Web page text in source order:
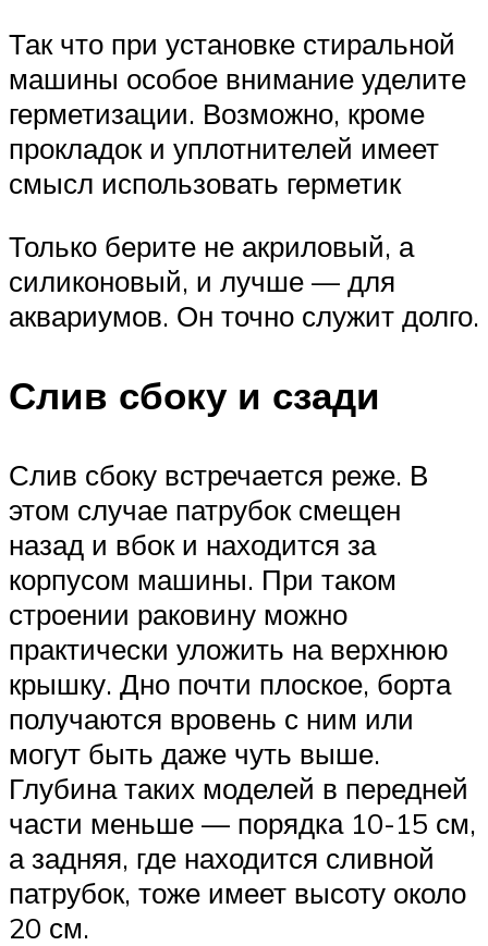
Так что при установке стиральной
машины особое внимание уделите
герметизации. Возможно, кроме
прокладок и уплотнителей имеет
смысл использовать герметик
Только берите не акриловый, а
силиконовый, и лучше — для
аквариумов. Он точно служит долго.
Слив сбоку и сзади
Слив сбоку встречается реже. В
этом случае патрубок смещен
назад и вбок и находится за
корпусом машины. При таком
строении раковину можно
практически уложить на верхнюю
крышку. Дно почти плоское, борта
получаются вровень с ним или
могут быть даже чуть выше.
Глубина таких моделей в передней
части меньше — порядка 10-15 см,
а задняя, где находится сливной
патрубок, тоже имеет высоту около
20 см.